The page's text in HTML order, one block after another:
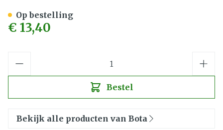
€ 13,40
Bestel
Op bestelling
Bekijk alle producten van Bota